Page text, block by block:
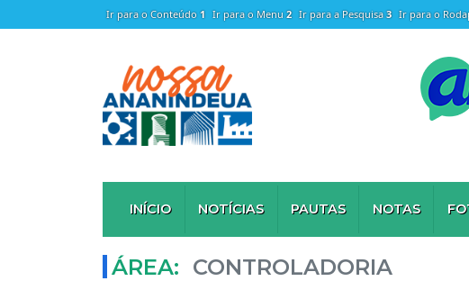
Ir para o Conteúdo 1 Ir para o Menu 2 Ir para a Pesquisa 3 Ir para o
INÍCIO NOTÍCIAS PAUTAS NOTAS
ÁREA: CONTROLADORIA